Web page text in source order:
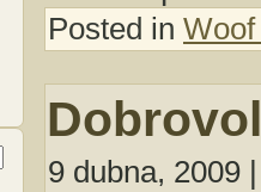
Posted in
9 dubna, 2009